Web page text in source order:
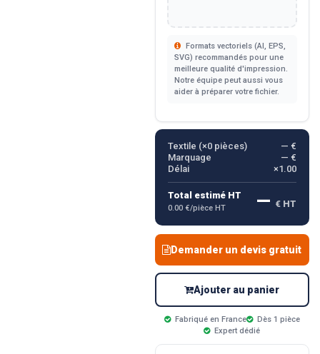
Formats vectoriels (AI, EPS,
SVG) recommandés pour une
meilleure qualité d'impression.
Notre équipe peut aussi vous
aider à préparer votre fichier.
Textile (×0pièces)
— €
Marquage
— €
Délai
×1.00
Total estimé HT
0.00 €/pièce HT — € HT
Demander un devis gratuit
Ajouter au panier
Fabriqué en France
Dès 1 pièce
Expert dédié